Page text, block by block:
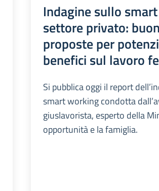
Indagine sullo
settore privato:
proposte per
benefici sul lavoro
Si pubblica oggi il report
smart working condotta
giuslavorista, esperto della
opportunità e la famiglia.